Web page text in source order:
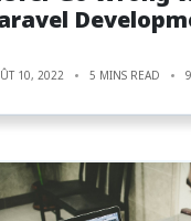
10, 2022 5 MINS READ